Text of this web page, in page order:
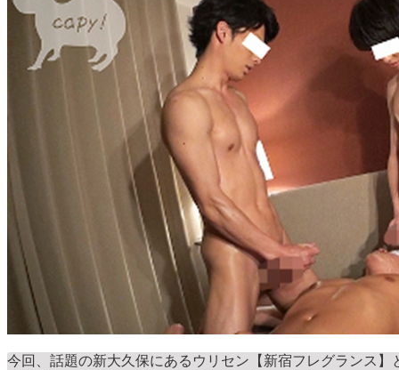
今回、話題の新大久保にあるウリセン【新宿フレグランス